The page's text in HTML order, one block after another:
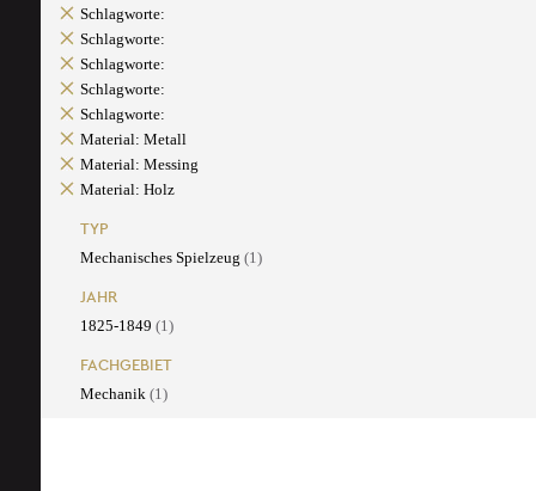
Schlagworte:
Schlagworte:
Schlagworte:
Schlagworte:
Schlagworte:
Material: Metall
Material: Messing
Material: Holz
TYP
Mechanisches Spielzeug (1)
JAHR
1825-1849 (1)
FACHGEBIET
Mechanik (1)